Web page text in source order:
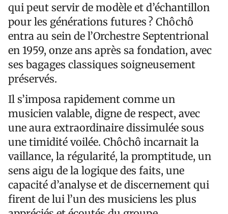
qui peut servir de modèle et d’échantillon
pour les générations futures ? Chôchô
entra au sein de l’Orchestre Septentrional
en 1959, onze ans après sa fondation, avec
ses bagages classiques soigneusement
préservés.
Il s’imposa rapidement comme un
musicien valable, digne de respect, avec
une aura extraordinaire dissimulée sous
une timidité voilée. Chôchô incarnait la
vaillance, la régularité, la promptitude, un
sens aigu de la logique des faits, une
capacité d’analyse et de discernement qui
firent de lui l’un des musiciens les plus